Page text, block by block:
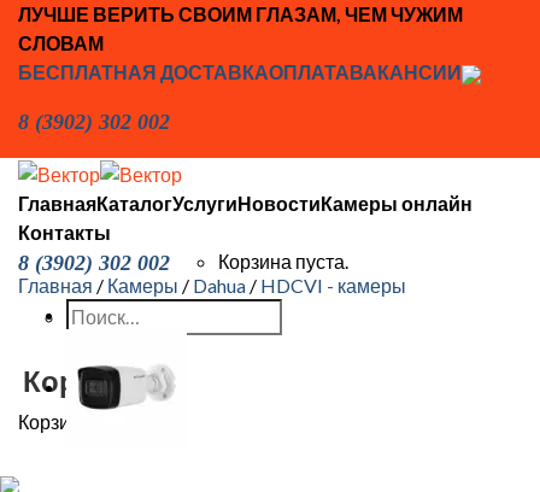
Skip
content
ЛУЧШЕ ВЕРИТЬ СВОИМ ГЛАЗАМ, ЧЕМ ЧУЖИМ
СЛОВАМ
БЕСПЛАТНАЯ ДОСТАВКАОПЛАТАВАКАНСИИ
8 (3902) 302 002
ГлавнаяКаталогУслугиНовостиКамеры онлайн
Контакты
8 (3902) 302 002 Корзина пуста.
Искать:
Корзина
Корзина пуста.
Главная / Камеры / Dahua / HDCVI - камеры